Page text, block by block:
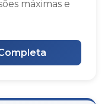
máximas e